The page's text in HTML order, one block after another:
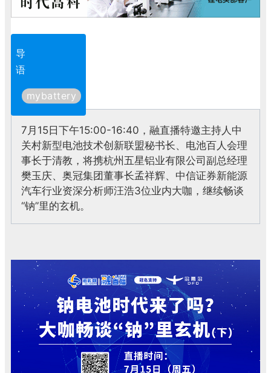
导
语
mybattery
7月15日下午15:00-16:40，融直播特邀主持人中
关村新型电池技术创新联盟秘书长、电池百人会理
事长于清教，将携杭州五星铝业有限公司副总经理
樊玉庆、奥冠集团董事长孟祥辉、中信证券新能源
汽车行业资深分析师汪浩3位业内大咖，继续畅谈
“钠”里的玄机。